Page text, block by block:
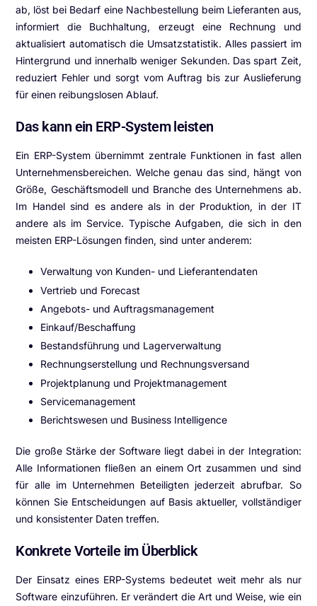
ab, löst bei Bedarf eine Nachbestellung beim Lieferanten aus,
informiert die Buchhaltung, erzeugt eine Rechnung und
aktualisiert automatisch die Umsatzstatistik. Alles passiert im
Hintergrund und innerhalb weniger Sekunden. Das spart Zeit,
reduziert Fehler und sorgt vom Auftrag bis zur Auslieferung
für einen reibungslosen Ablauf.
Das kann ein ERP-System leisten
Ein ERP-System übernimmt zentrale Funktionen in fast allen
Unternehmensbereichen. Welche genau das sind, hängt von
Größe, Geschäftsmodell und Branche des Unternehmens ab.
Im Handel sind es andere als in der Produktion, in der IT
andere als im Service. Typische Aufgaben, die sich in den
meisten ERP-Lösungen finden, sind unter anderem:
Verwaltung von Kunden- und Lieferantendaten
Vertrieb und Forecast
Angebots- und Auftragsmanagement
Einkauf/Beschaffung
Bestandsführung und Lagerverwaltung
Rechnungserstellung und Rechnungsversand
Projektplanung und Projektmanagement
Servicemanagement
Berichtswesen und Business Intelligence
Die große Stärke der Software liegt dabei in der Integration:
Alle Informationen fließen an einem Ort zusammen und sind
für alle im Unternehmen Beteiligten jederzeit abrufbar. So
können Sie Entscheidungen auf Basis aktueller, vollständiger
und konsistenter Daten treffen.
Konkrete Vorteile im Überblick
Der Einsatz eines ERP-Systems bedeutet weit mehr als nur
Software einzuführen. Er verändert die Art und Weise, wie ein